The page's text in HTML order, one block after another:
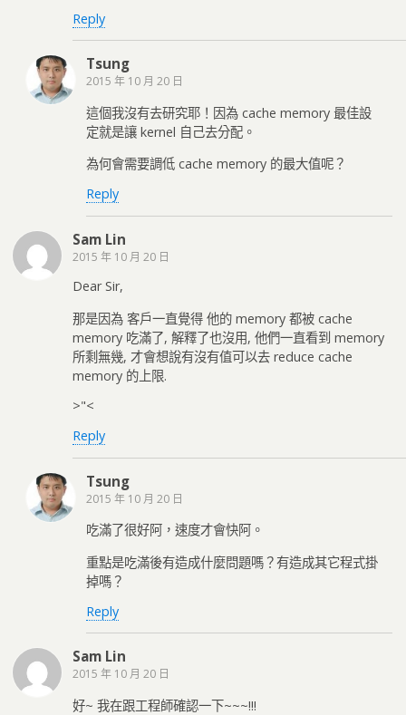
Reply
Tsung
2015 年 10 月 20 日
這個我沒有去研究耶！因為 cache memory 最佳設
定就是讓 kernel 自己去分配。
為何會需要調低 cache memory 的最大值呢？
Reply
Sam Lin
2015 年 10 月 20 日
Dear Sir,
那是因為 客戶一直覺得 他的 memory 都被 cache
memory 吃滿了, 解釋了也沒用, 他們一直看到 memory
所剩無幾, 才會想說有沒有值可以去 reduce cache
memory 的上限.
>"<
Reply
Tsung
2015 年 10 月 20 日
吃滿了很好阿，速度才會快阿。
重點是吃滿後有造成什麼問題嗎？有造成其它程式掛
掉嗎？
Reply
Sam Lin
2015 年 10 月 20 日
好~ 我在跟工程師確認一下~~~!!!